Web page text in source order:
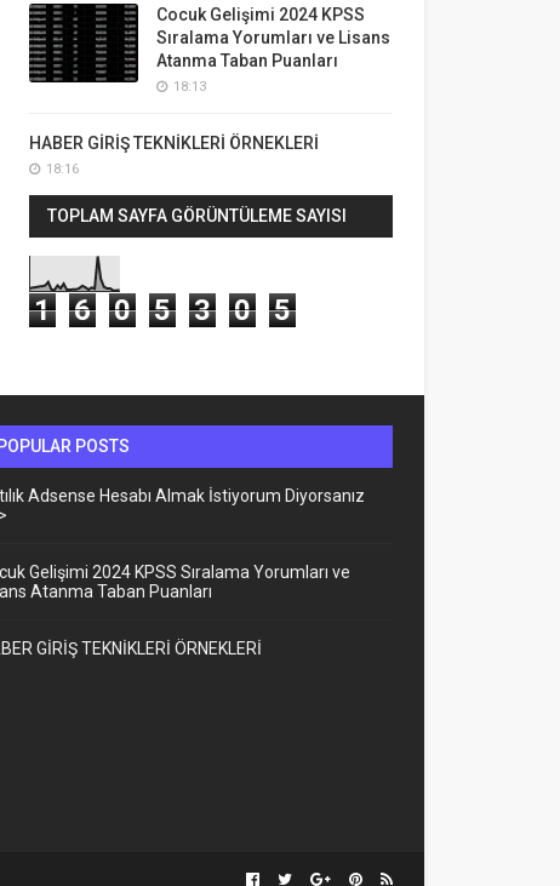
Cocuk Gelişimi 2024 KPSS
Sıralama Yorumları ve Lisans
Atanma Taban Puanları
18:13
HABER GİRİŞ TEKNİKLERİ ÖRNEKLERİ
18:16
TOPLAM SAYFA GÖRÜNTÜLEME SAYISI
1 6 0 5 3 0 5
POPULAR POSTS
Adsense Hesabı Almak İstiyorum Diyorsanız
Gelişimi 2024 KPSS Sıralama Yorumları ve
Atanma Taban Puanları
GİRİŞ TEKNİKLERİ ÖRNEKLERİ